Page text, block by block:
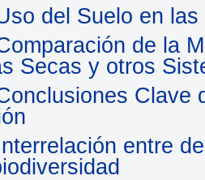
del Suelo en
de la
Secas y otros
Clave
entre